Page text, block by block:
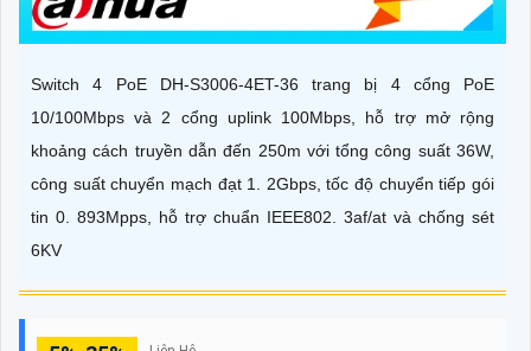
Switch 4 PoE DH-S3006-4ET-36 trang bị 4 cổng PoE
10/100Mbps và 2 cổng uplink 100Mbps, hỗ trợ mở rộng
khoảng cách truyền dẫn đến 250m với tổng công suất 36W,
công suất chuyển mạch đạt 1. 2Gbps, tốc độ chuyển tiếp gói
tin 0. 893Mpps, hỗ trợ chuẩn IEEE802. 3af/at và chống sét
6KV